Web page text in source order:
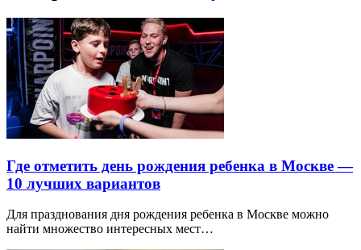
Где отметить день рождения ребенка в Москве —
10 лучших вариантов
Для празднования дня рождения ребенка в Москве можно
найти множество интересных мест…